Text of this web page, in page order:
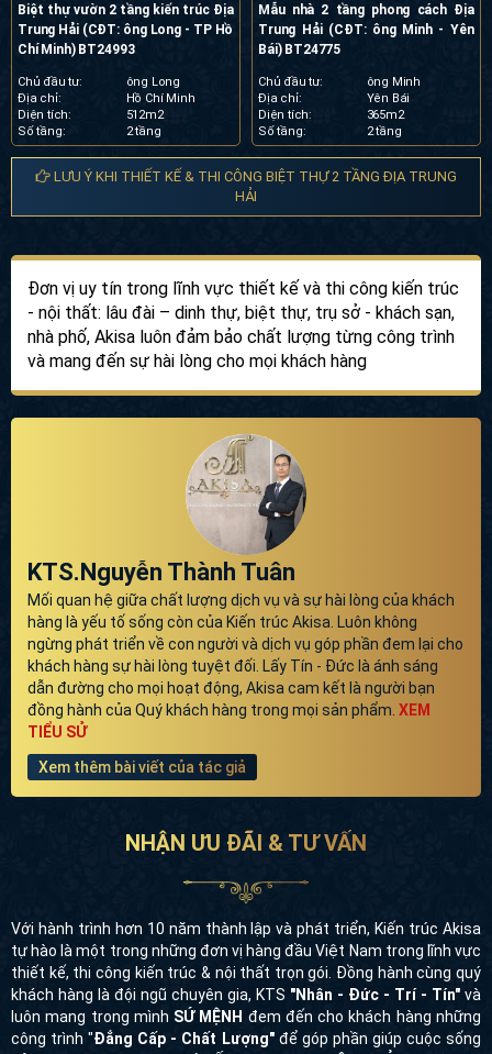
Biệt thự vườn 2 tầng kiến trúc Địa
Trung Hải (CĐT: ông Long - TP Hồ
Chí Minh) BT24993
Chủ đầu tư:
ông Long
Địa chỉ:
Hồ Chí Minh
Diện tích:
512m2
Số tầng:
2 tầng
Mẫu nhà 2 tầng phong cách Địa
Trung Hải (CĐT: ông Minh - Yên
Bái) BT24775
Chủ đầu tư:
ông Minh
Địa chỉ:
Yên Bái
Diện tích:
365m2
Số tầng:
2 tầng
LƯU Ý KHI THIẾT KẾ & THI CÔNG BIỆT THỰ 2 TẦNG ĐỊA TRUNG
HẢI
Đơn vị uy tín trong lĩnh vực thiết kế và thi công kiến trúc
- nội thất: lâu đài – dinh thự, biệt thự, trụ sở - khách sạn,
nhà phố, Akisa luôn đảm bảo chất lượng từng công trình
và mang đến sự hài lòng cho mọi khách hàng
KTS.Nguyễn Thành Tuân
Mối quan hệ giữa chất lượng dịch vụ và sự hài lòng của khách
hàng là yếu tố sống còn của Kiến trúc Akisa. Luôn không
ngừng phát triển về con người và dịch vụ góp phần đem lại cho
khách hàng sự hài lòng tuyệt đối. Lấy Tín - Đức là ánh sáng
dẫn đường cho mọi hoạt động, Akisa cam kết là người bạn
đồng hành của Quý khách hàng trong mọi sản phẩm. XEM
TIỂU SỬ
Xem thêm bài viết của tác giả
NHẬN ƯU ĐÃI & TƯ VẤN
Với hành trình hơn 10 năm thành lập và phát triển, Kiến trúc Akisa
tự hào là một trong những đơn vị hàng đầu Việt Nam trong lĩnh vực
thiết kế, thi công kiến trúc & nội thất trọn gói. Đồng hành cùng quý
khách hàng là đội ngũ chuyên gia, KTS "Nhân - Đức - Trí - Tín" và
luôn mang trong mình SỨ MỆNH đem đến cho khách hàng những
công trình "Đẳng Cấp - Chất Lượng"để góp phần giúp cuộc sống